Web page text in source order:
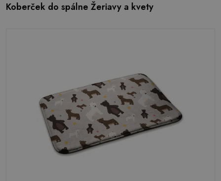
Koberček do spálne Žeriavy a kvety